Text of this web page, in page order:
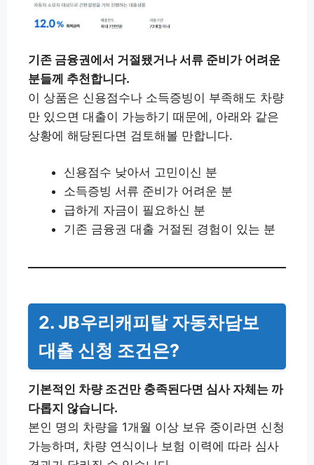
기존 금융권에서 거절됐거나 서류 준비가 어려운
분들께 추천합니다.
이 상품은 신용점수나 소득증빙이 부족해도 차량
만 있으면 대출이 가능하기 때문에, 아래와 같은
상황에 해당된다면 검토해볼 만합니다.
신용점수 낮아서 고민이신 분
소득증빙 서류 준비가 어려운 분
급하게 자금이 필요하신 분
기존 금융권 대출 거절된 경험이 있는 분
2. JB우리캐피탈 자동차담보
대출 신청 조건은?
기본적인 차량 조건만 충족된다면 심사 자체는 까
다롭지 않습니다.
본인 명의 차량을 1개월 이상 보유 중이라면 신청
가능하며, 차량 연식이나 보험 이력에 따라 심사